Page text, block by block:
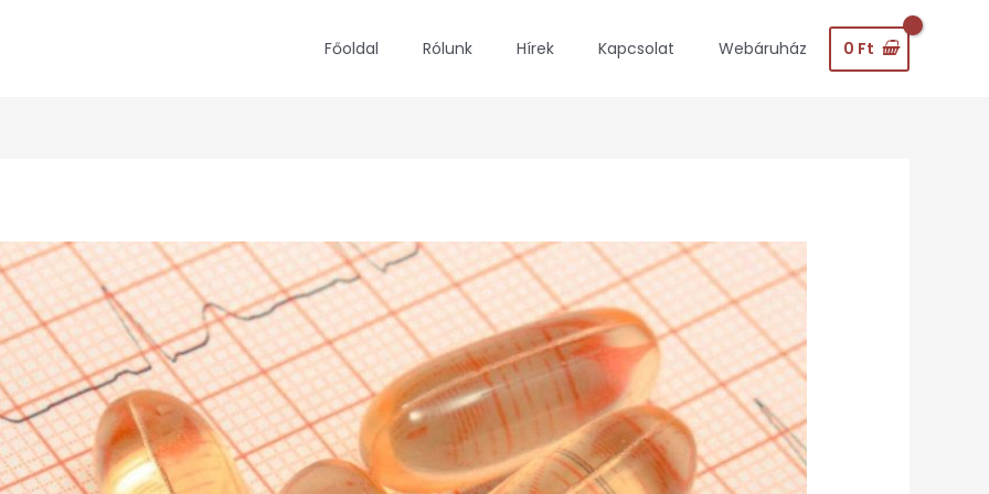
Főoldal Rólunk Hírek Kapcsolat Webáruház 0 Ft